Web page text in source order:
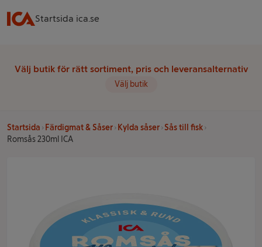
Startsida ica.se
Välj butik för rätt sortiment, pris och leveransalternativ
Välj butik
Startsida Färdigmat & Såser Kylda såser Sås till fisk
Romsås 230ml ICA